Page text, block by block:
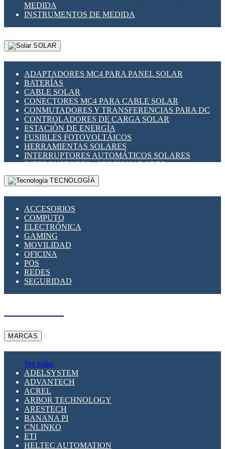
MEDIDA
INSTRUMENTOS DE MEDIDA
SOLAR
ADAPTADORES MC4 PARA PANEL SOLAR
BATERÍAS
CABLE SOLAR
CONECTORES MC4 PARA CABLE SOLAR
CONMUTADORES Y TRANSFERENCIAS PARA DC
CONTROLADORES DE CARGA SOLAR
ESTACIÓN DE ENERGÍA
FUSIBLES FOTOVOLTÁICOS
HERRAMIENTAS SOLARES
INTERRUPTORES AUTOMÁTICOS SOLARES
INTERRUPTORES - SECCIONADORES
FOTOVOLTÁICOS
MONTAJE PANEL SOLAR
SUPRESOR DE TRANSIENTES SPDS PARA
APLICACIONES FOTOVOLTAICAS
TECNOLOGÍA
ACCESORIOS
COMPUTO
ELECTRÓNICA
GAMING
MOVILIDAD
OFICINA
POS
REDES
SEGURIDAD
MARCAS
Ver todas
ADELSYSTEM
ADVANTECH
ACREL
ARBOR TECHNOLOGY
ARESTECH
BANANA PI
CNLINKO
ETI
HELTEC AUTOMATION